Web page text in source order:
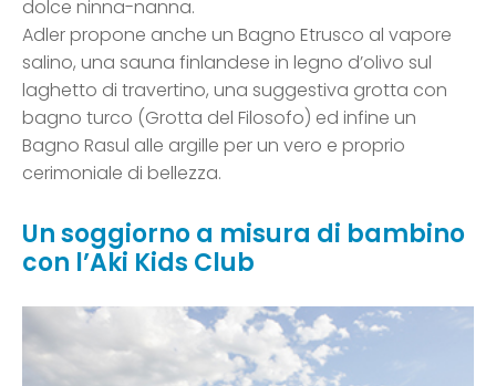
dolce ninna-nanna.
Adler propone anche un Bagno Etrusco al vapore
salino, una sauna finlandese in legno d’olivo sul
laghetto di travertino, una suggestiva grotta con
bagno turco (Grotta del Filosofo) ed infine un
Bagno Rasul alle argille per un vero e proprio
cerimoniale di bellezza.
Un soggiorno a misura di bambino
con l’Aki Kids Club